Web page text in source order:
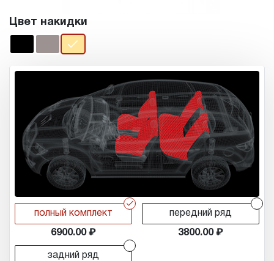
Цвет накидки
r
полный комплект
6900.00
передний ряд
3800.00
задний ряд